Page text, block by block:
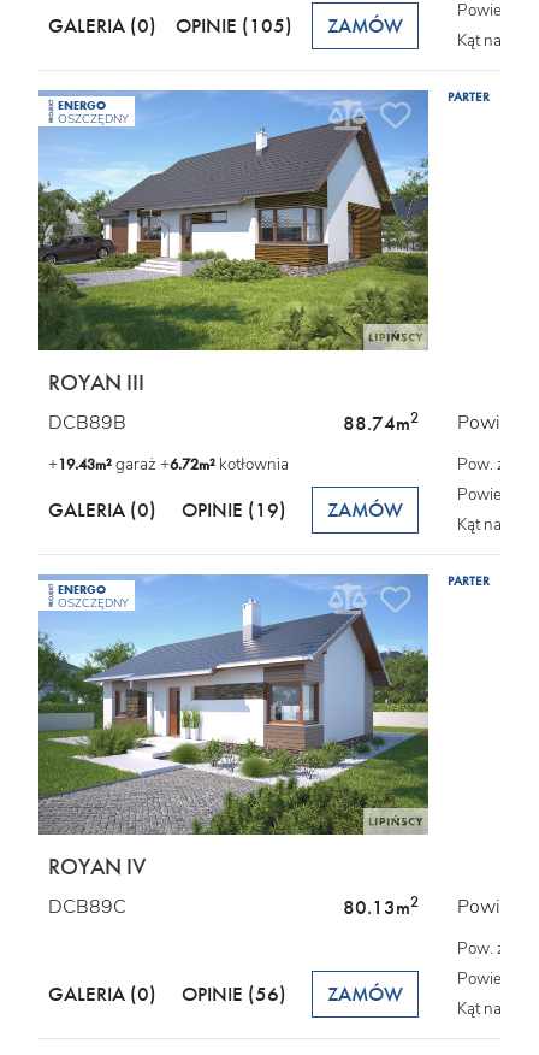
GALERIA (0) OPINIE (105) ZAMÓW
Kąt
PROJEKT ENERGO
OSZCZĘDNY
PARTER
ROYAN III
DCB89B 88.74m2
+19.43m²garaż +6.72m² kotłownia
GALERIA (0) OPINIE (19) ZAMÓW
Pow.
Kąt
PROJEKT ENERGO
OSZCZĘDNY
PARTER
ROYAN IV
DCB89C 80.13m2
GALERIA (0) OPINIE (56) ZAMÓW
Pow.
Kąt